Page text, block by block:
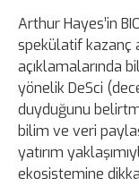
Arthur Hayes’in
spekülatif kazanç
açıklamalarında
yönelik DeSci
duyduğunu
bilim ve veri
yatırım
ekosistemine